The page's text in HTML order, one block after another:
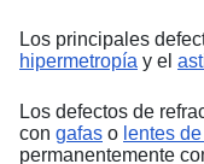
Los principales
hipermetropía y el
Los defectos de
con gafas o lentes
permanentemente